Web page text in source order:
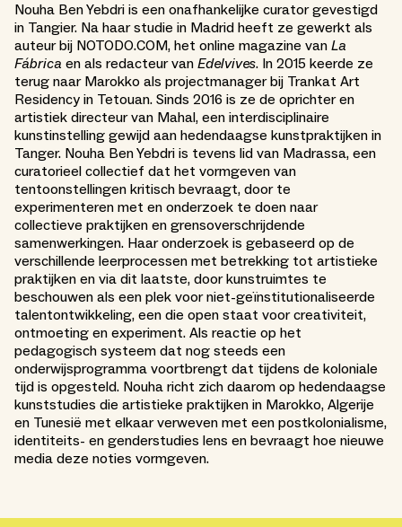
Nouha Ben Yebdri is een onafhankelijke curator gevestigd
in Tangier. Na haar studie in Madrid heeft ze gewerkt als
auteur bij NOTODO.COM, het online magazine van La
Fábrica en als redacteur van Edelvives. In 2015 keerde ze
terug naar Marokko als projectmanager bij Trankat Art
Residency in Tetouan. Sinds 2016 is ze de oprichter en
artistiek directeur van Mahal, een interdisciplinaire
kunstinstelling gewijd aan hedendaagse kunstpraktijken in
Tanger. Nouha Ben Yebdri is tevens lid van Madrassa, een
curatorieel collectief dat het vormgeven van
tentoonstellingen kritisch bevraagt, door te
experimenteren met en onderzoek te doen naar
collectieve praktijken en grensoverschrijdende
samenwerkingen. Haar onderzoek is gebaseerd op de
verschillende leerprocessen met betrekking tot artistieke
praktijken en via dit laatste, door kunstruimtes te
beschouwen als een plek voor niet-geïnstitutionaliseerde
talentontwikkeling, een die open staat voor creativiteit,
ontmoeting en experiment. Als reactie op het
pedagogisch systeem dat nog steeds een
onderwijsprogramma voortbrengt dat tijdens de koloniale
tijd is opgesteld. Nouha richt zich daarom op hedendaagse
kunststudies die artistieke praktijken in Marokko, Algerije
en Tunesië met elkaar verweven met een postkolonialisme,
identiteits- en genderstudies lens en bevraagt hoe nieuwe
media deze noties vormgeven.